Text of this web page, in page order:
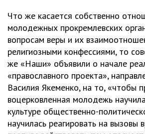
Что же касается собственно
молодежных прокремлевских
вопросам веры и их
религиозными конфессиями, то
же «Наши» объявили о начале
«православного проекта»,
Василия Якеменко, на то, «чтобы
воцерковленная молодежь
культуре общественно-
научилась реагировать на вызовы